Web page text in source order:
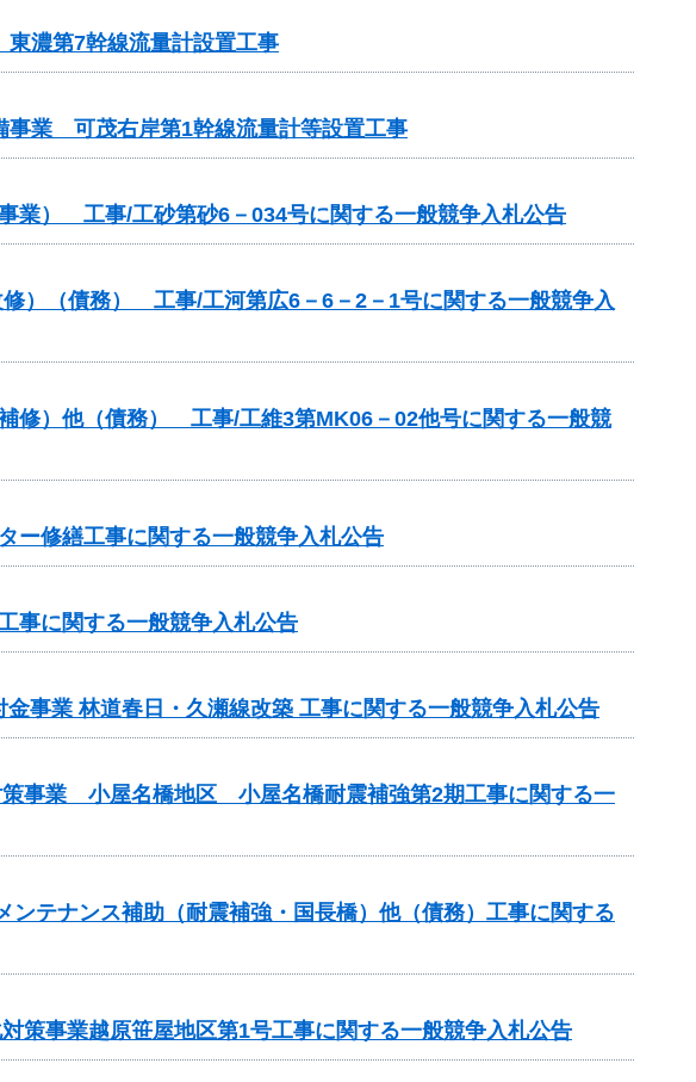
濃第7幹線流量計設置工事
事業 可茂右岸第1幹線流量計等設置工事
業） 工事/工砂第砂6－034号に関する一般競争入札公告
修）（債務） 工事/工河第広6－6－2－1号に関する一般競争入
修）他（債務） 工事/工維3第MK06－02他号に関する一般競
ー修繕工事に関する一般競争入札公告
事に関する一般競争入札公告
事業 林道春日・久瀬線改築 工事に関する一般競争入札公告
事業 小屋名橋地区 小屋名橋耐震補強第2期工事に関する一
テナンス補助（耐震補強・国長橋）他（債務）工事に関する
策事業越原笹屋地区第1号工事に関する一般競争入札公告